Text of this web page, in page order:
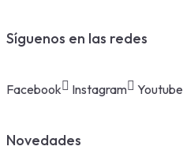
Síguenos en las redes
Facebook Instagram Youtube
Novedades